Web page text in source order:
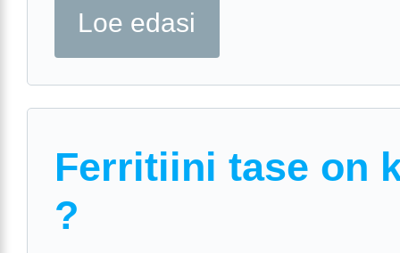
Loe edasi
Ferritiini tase on
?